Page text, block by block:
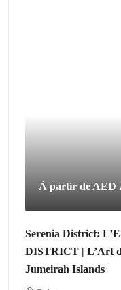
À partir de AED
Serenia District:
DISTRICT | L’Art
Jumeirah Islands